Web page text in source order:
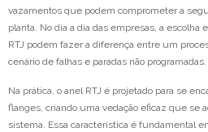
vazamentos que podem comprometer a
planta. No dia a dia das empresas, a escolha
RTJ podem fazer a diferença entre um
cenário de falhas e paradas não programadas.
Na prática, o anel RTJ é projetado para se
flanges, criando uma vedação eficaz que se
sistema. Essa característica é fundamental